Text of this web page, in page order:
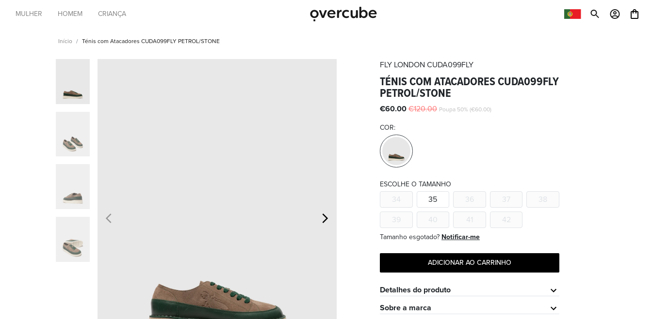
MULHER HOMEM CRIANÇA
Início Ténis com Atacadores CUDA099FLY PETROL/STONE
FLY LONDON CUDA099FLY
TÉNIS COM ATACADORES CUDA099FLY
PETROL/STONE
€60.00 €120.00 Poupa 50% (€60.00)
COR:
ESCOLHE O TAMANHO
34 35 36 37 38
39 40 41 42
Tamanho esgotado? Notificar-me
ADICIONAR AO CARRINHO
Detalhes do produto
Sobre a marca